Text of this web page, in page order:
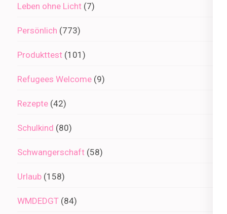
Leben ohne Licht (7)
Persönlich (773)
Produkttest (101)
Refugees Welcome (9)
Rezepte (42)
Schulkind (80)
Schwangerschaft (58)
Urlaub (158)
WMDEDGT (84)